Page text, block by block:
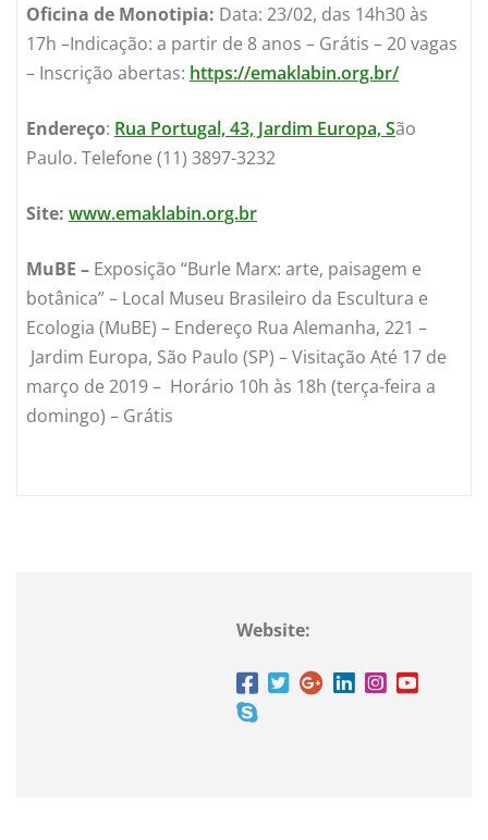
Oficina de Monotipia: Data: 23/02, das 14h30 às
17h –Indicação: a partir de 8 anos – Grátis – 20 vagas
– Inscrição abertas: https://emaklabin.org.br/
Endereço: Rua Portugal, 43, Jardim Europa, São
Paulo. Telefone (11) 3897-3232
Site: www.emaklabin.org.br
MuBE – Exposição “Burle Marx: arte, paisagem e
botânica” – Local Museu Brasileiro da Escultura e
Ecologia (MuBE) – Endereço Rua Alemanha, 221 –
Jardim Europa, São Paulo (SP) – Visitação Até 17 de
março de 2019 – Horário 10h às 18h (terça-feira a
domingo) – Grátis
Website: